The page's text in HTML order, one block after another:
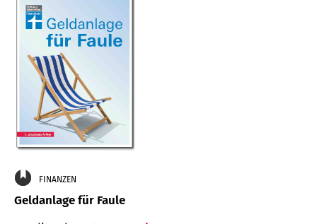
FINANZEN
Geldanlage für Faule